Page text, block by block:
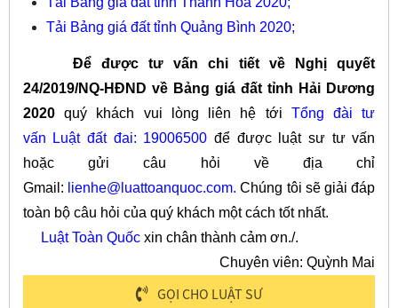
Tải Bảng giá đất tỉnh Quảng Bình 2020;
Để được tư vấn chi tiết về Nghị quyết
24/2019/NQ-HĐND về Bảng giá đất tỉnh Hải Dương
2020 quý khách vui lòng liên hệ tới Tổng đài tư
vấn Luật đất đai: 19006500 để được luật sư tư vấn
hoặc gửi câu hỏi về địa chỉ
Gmail: lienhe@luattoanquoc.com. Chúng tôi sẽ giải đáp
toàn bộ câu hỏi của quý khách một cách tốt nhất.
Luật Toàn Quốcxin chân thành cảm ơn./.
Chuyên viên: Quỳnh Mai
GỌI CHO LUẬT SƯ